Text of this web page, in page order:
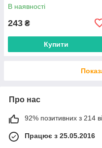
постачальника
В наявності
243 ₴
Купити
Про нас
92% позитивних з 214
Працює з 25.05.2016